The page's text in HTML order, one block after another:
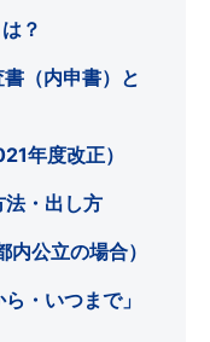
？
（内申書）と
年度改正）
・出し方
公立の場合）
・いつまで」